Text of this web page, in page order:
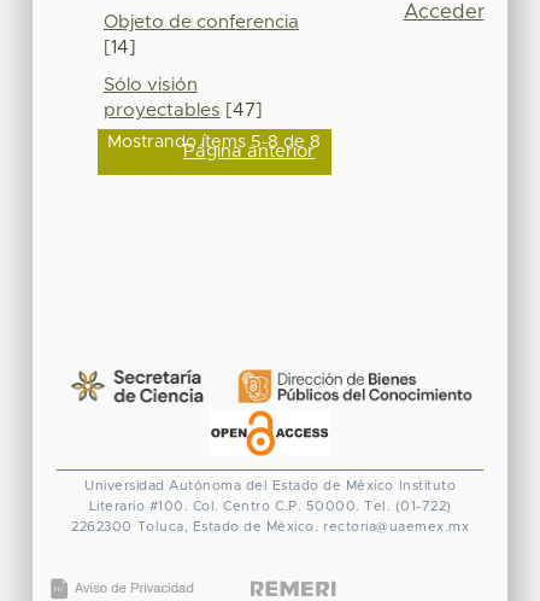
Objeto de conferencia
[14]
Sólo visión
proyectables [47]
Mostrando ítems 5-8 de 8
Página anterior
Acceder
Universidad Autónoma del Estado de México
Instituto
Literario #100. Col. Centro C.P. 50000. Tel. (01-722)
2262300 Toluca, Estado de México. rectoria@uaemex.mx